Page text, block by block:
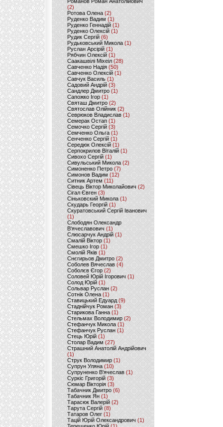
(2)
Ротова Олена(2)
Руденко Вадим (1)
Руденко Геннадій (1)
Руденко Олексій(1)
Рудик Сергій(6)
Рудьковський Микола (1)
Руслан Арсірій(1)
Рябчин Олексій (1)
Саакашвілі Міхеіл(28)
Савченко Надія (50)
Савченко Олексій(1)
Савчук Василь (1)
Садовий Андрій (3)
Сандлер Дмитро(1)
Сапожко Ігор(1)
Святаш Дмитро (2)
Святослав Олійник (2)
Севрюков Владислав (1)
Семерак Остап (1)
Семочко Сергій (3)
Семченко Ольга (1)
Сенченко Сергій(1)
Середюк Олексій(1)
Серпокрилов Віталій(1)
Сивохо Сергій(1)
Сивульський Микола(2)
Симоненко Петро(7)
Симонов Вадим (12)
Ситник Артем(11)
Сівець Віктор Миколайович(2)
Сігал Євген (3)
Сіньковский Микола(1)
Скударь Георгій (1)
Скуратовський Сергій Іванович
(1)
Слободян Олександр
В'ячеславович(1)
Слюсарчук Андрій(1)
Смалій Віктор (1)
Смешко Ігор (1)
Смолій Яків (1)
Снєгирьов Дмитро (2)
Соболев Вячеслав (4)
Соболєв Єгор(2)
Соловей Юрій Ігорович (1)
Солод Юрій (1)
Сольвар Руслан (2)
Сотнік Олена(1)
Ставицький Едуард (9)
Стаднійчук Роман(3)
Старикова Ганна (1)
Стельмах Володимир(2)
Стефанчук Микола (1)
Стефанчук Руслан (1)
Стець Юрій (1)
Столар Вадим(27)
Страшний Анатолій Андрійович
(1)
Струк Володимир (1)
Супрун Уляна (10)
Супруненко В'ячеслав (1)
Суркіс Григорій (3)
Сюмар Вікторія (3)
Табачник Дмитро (6)
Табачник Ян(1)
Тарасюк Валерій (2)
Тарута Сергій (8)
Татаров Олег(1)
Тацій Юрій Олександрович(1)